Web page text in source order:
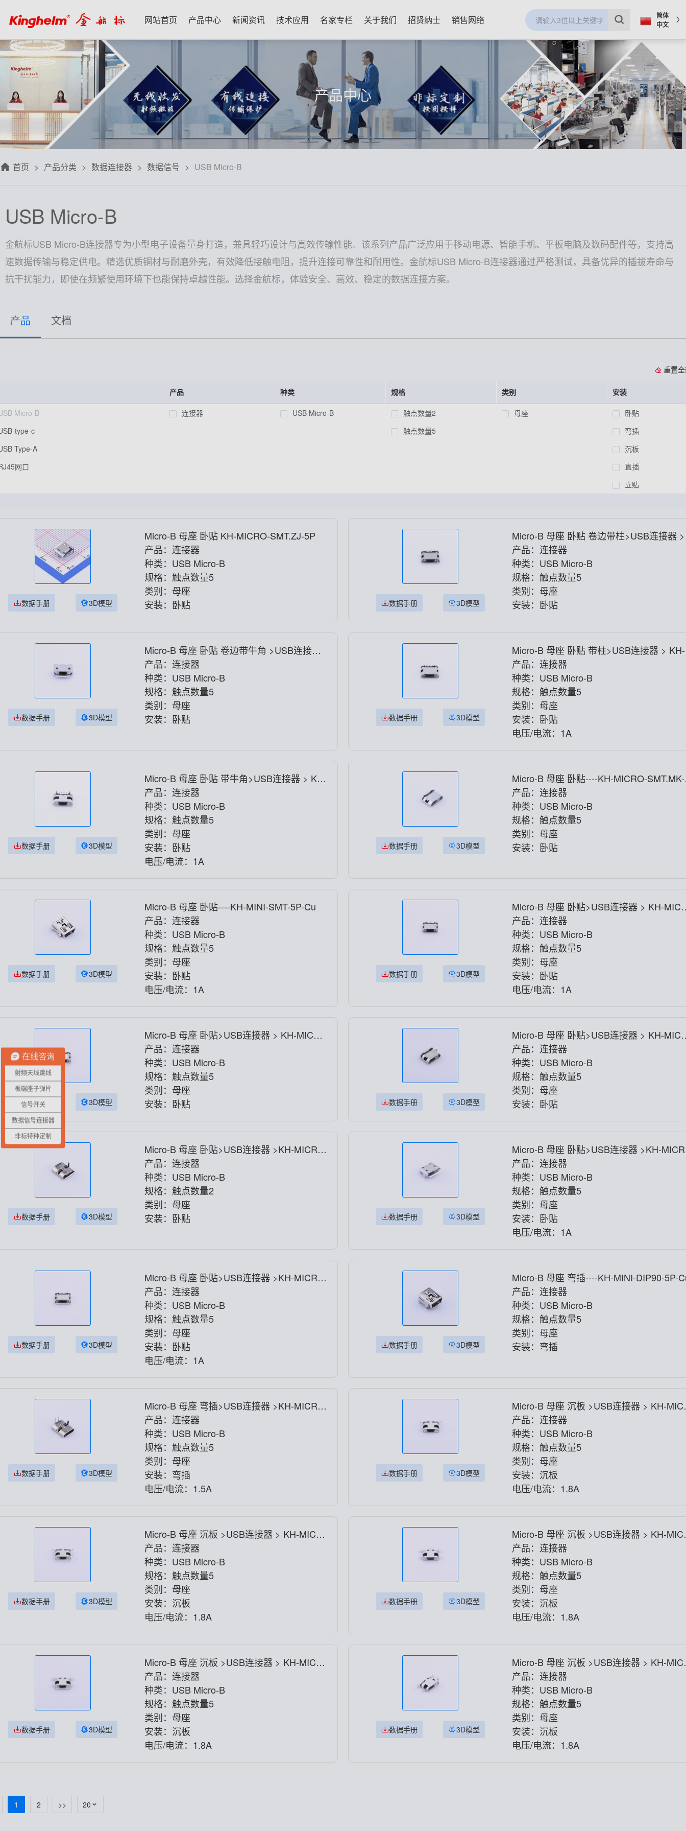
网站首页 产品中心
产品中心
射频微波天线
射频线转接线
板端座子弹片
滤波器双工器
信号开关
排针排母接插件
高速高频线束
非标特种定制
新闻资讯
新闻资讯
每日芯闻
行业资讯
三八八问
人文荟萃
华强北小百科
技术应用
技术应用
每日一品
应用案例
技术交流
名家专栏
名家专栏
宋仕强
林雪萍
齐大峰
刘大成
朱军山
戴 辉
关于我们
关于我们
关于我们
联系我们
用户协议
隐私政策
免费样品
招贤纳士 销售网络
简体
中文
产品中心
首页 产品分类 数据连接器 数据信号 USB Micro-B
USB Micro-B
金航标USB Micro-B连接器专为小型电子设备量身打造，兼具轻巧设计与高效传输性能。该系列产品广泛应用于移动电源、智能手机、平板电脑及数码配件等，支持高
速数据传输与稳定供电。精选优质铜材与耐磨外壳，有效降低接触电阻，提升连接可靠性和耐用性。金航标USB Micro-B连接器通过严格测试，具备优异的插拔寿命与
抗干扰能力，即使在频繁使用环境下也能保持卓越性能。选择金航标，体验安全、高效、稳定的数据连接方案。
产品 文档
重置
Micro-B
type-c
Type-A
网口
产品
连接器
种类
USB Micro-B
规格
触点数量2
触点数量5
类别
母座
安装
卧贴
弯插
沉板
直插
立贴
数据手册 3D模型
Micro-B 母座 卧贴 KH-MICRO-SMT.ZJ-5P
产品：连接器
种类：USB Micro-B
规格：触点数量5
类别：母座
安装：卧贴
数据手册 3D模型
Micro-B 母座 卧贴 卷边带柱>USB连接器
H-MICRO5P-JZH
产品：连接器
种类：USB Micro-B
规格：触点数量5
类别：母座
安装：卧贴
数据手册 3D模型
Micro-B 母座 卧贴 卷边带牛角 >USB连接器
> KH-MICRO5P-JN
产品：连接器
种类：USB Micro-B
规格：触点数量5
类别：母座
安装：卧贴
数据手册 3D模型
Micro-B 母座 卧贴 带柱>USB连接器 >
ICRO5P-ZH
产品：连接器
种类：USB Micro-B
规格：触点数量5
类别：母座
安装：卧贴
电压/电流：1A
数据手册 3D模型
Micro-B 母座 卧贴 带牛角>USB连接器 > KH-
MICRO5P-N
产品：连接器
种类：USB Micro-B
规格：触点数量5
类别：母座
安装：卧贴
电压/电流：1A
数据手册 3D模型
Micro-B 母座 卧贴----KH-MICRO-
P
产品：连接器
种类：USB Micro-B
规格：触点数量5
类别：母座
安装：卧贴
数据手册 3D模型
Micro-B 母座 卧贴----KH-MINI-SMT-5P-Cu
产品：连接器
种类：USB Micro-B
规格：触点数量5
类别：母座
安装：卧贴
电压/电流：1A
数据手册 3D模型
Micro-B 母座 卧贴>USB连接器 > KH-
6.4H-5P
产品：连接器
种类：USB Micro-B
规格：触点数量5
类别：母座
安装：卧贴
电压/电流：1A
数据手册 3D模型
Micro-B 母座 卧贴>USB连接器 > KH-MICRO
6.4H-5PJ
产品：连接器
种类：USB Micro-B
规格：触点数量5
类别：母座
安装：卧贴
数据手册 3D模型
Micro-B 母座 卧贴>USB连接器 > KH-
6.4ZH-5P
产品：连接器
种类：USB Micro-B
规格：触点数量5
类别：母座
安装：卧贴
数据手册 3D模型
Micro-B 母座 卧贴>USB连接器 >KH-MICRO
-SMT.J-2P
产品：连接器
种类：USB Micro-B
规格：触点数量2
类别：母座
安装：卧贴
数据手册 3D模型
Micro-B 母座 卧贴>USB连接器 >KH-
-SMT.J7.2-5P
产品：连接器
种类：USB Micro-B
规格：触点数量5
类别：母座
安装：卧贴
电压/电流：1A
数据手册 3D模型
Micro-B 母座 卧贴>USB连接器 >KH-MICRO
6.4ZH-5PJ
产品：连接器
种类：USB Micro-B
规格：触点数量5
类别：母座
安装：卧贴
电压/电流：1A
数据手册 3D模型
Micro-B 母座 弯插----KH-MINI-DIP90-5P-
产品：连接器
种类：USB Micro-B
规格：触点数量5
类别：母座
安装：弯插
数据手册 3D模型
Micro-B 母座 弯插>USB连接器 >KH-MICRO
-DIP-2P
产品：连接器
种类：USB Micro-B
规格：触点数量5
类别：母座
安装：弯插
电压/电流：1.5A
数据手册 3D模型
Micro-B 母座 沉板 >USB连接器 > KH-
O0.8CB-5P
产品：连接器
种类：USB Micro-B
规格：触点数量5
类别：母座
安装：沉板
电压/电流：1.8A
数据手册 3D模型
Micro-B 母座 沉板 >USB连接器 > KH-MICR
O0.8CB-5PJ
产品：连接器
种类：USB Micro-B
规格：触点数量5
类别：母座
安装：沉板
电压/电流：1.8A
数据手册 3D模型
Micro-B 母座 沉板 >USB连接器 > KH-
O1.17CB-5P
产品：连接器
种类：USB Micro-B
规格：触点数量5
类别：母座
安装：沉板
电压/电流：1.8A
数据手册 3D模型
Micro-B 母座 沉板 >USB连接器 > KH-MICR
O1.17CB-5PJ
产品：连接器
种类：USB Micro-B
规格：触点数量5
类别：母座
安装：沉板
电压/电流：1.8A
数据手册 3D模型
Micro-B 母座 沉板 >USB连接器 > KH-
O1.6CB-5P
产品：连接器
种类：USB Micro-B
规格：触点数量5
类别：母座
安装：沉板
电压/电流：1.8A
1 2 >> 20
在线咨询
射频天线跳线
板端座子弹片
信号开关
数据信号连接器
非标特种定制